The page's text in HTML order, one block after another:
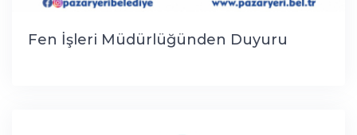
Fen İşleri Müdürlüğünden Duyuru